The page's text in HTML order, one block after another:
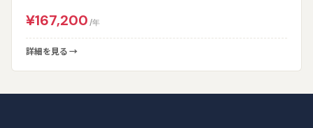
¥167,200 /年
詳細を見る →